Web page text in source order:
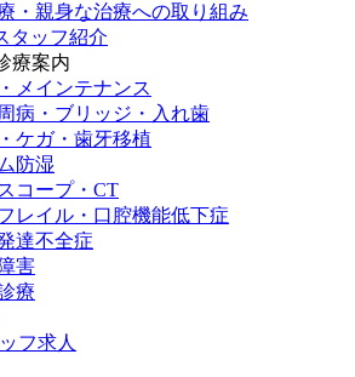
・親身な治療への取り組み
タッフ紹介
療案内
メインテナンス
病・ブリッジ・入れ歯
ケガ・歯牙移植
防湿
コープ・CT
レイル・口腔機能低下症
達不全症
害
療
フ求人